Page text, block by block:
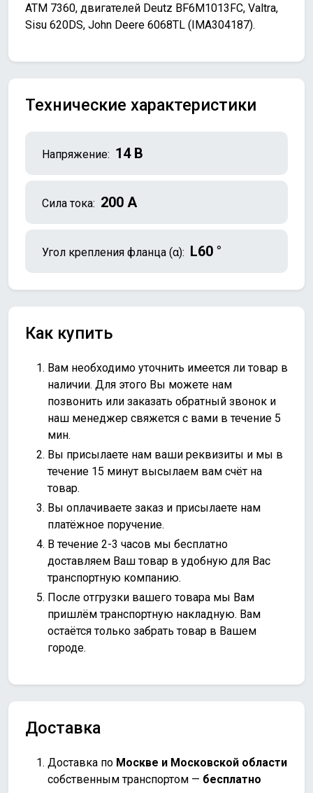
ATM 7360, двигателей Deutz BF6M1013FC, Valtra,
Sisu 620DS, John Deere 6068TL (IMA304187).
Технические характеристики
Напряжение: 14 В
Сила тока: 200 А
Угол крепления фланца (α): L60 °
Как купить
Вам необходимо уточнить имеется ли товар в
наличии. Для этого Вы можете нам
позвонить или заказать обратный звонок и
наш менеджер свяжется с вами в течение 5
мин.
Вы присылаете нам ваши реквизиты и мы в
течение 15 минут высылаем вам счёт на
товар.
Вы оплачиваете заказ и присылаете нам
платёжное поручение.
В течение 2-3 часов мы бесплатно
доставляем Ваш товар в удобную для Вас
транспортную компанию.
После отгрузки вашего товара мы Вам
пришлём транспортную накладную. Вам
остаётся только забрать товар в Вашем
городе.
Доставка
Доставка по Москве и Московской области
собственным транспортом — бесплатно